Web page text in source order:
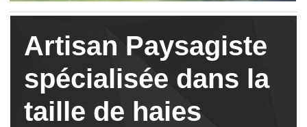
Artisan Paysagiste
spécialisée dans la
taille de haies